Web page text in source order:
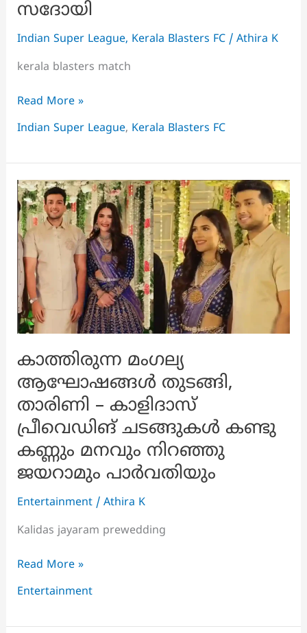
സദോയി
Indian Super League, Kerala Blasters FC/ Athira K
kerala blasters match
ടീം
ശരിയായ
ഫോമിലാവാനുള്ള
പ്രധാന
കാരണത്തെക്കുറിച്ച്
നോഹ
സദോയി
Read More »
Indian Super League, Kerala Blasters FC
കാത്തിരുന്ന മംഗല്യ
ആഘോഷങ്ങൾ തുടങ്ങി,
താരിണി – കാളിദാസ്
പ്രീവെഡിങ് ചടങ്ങുകൾ കണ്ടു
കണ്ണും മനവും നിറഞ്ഞു
ജയറാമും പാർവതിയും
Entertainment/ Athira K
Kalidas jayaram prewedding
കാത്തിരുന്ന
ആഘോഷങ്ങൾ
Read More »
Entertainment